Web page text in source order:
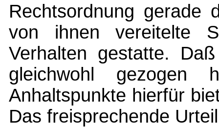
Rechtsordnung gerade
von ihnen vereitelte
Verhalten gestatte.
gleichwohl gezogen
Anhaltspunkte hierfür
Das freisprechende